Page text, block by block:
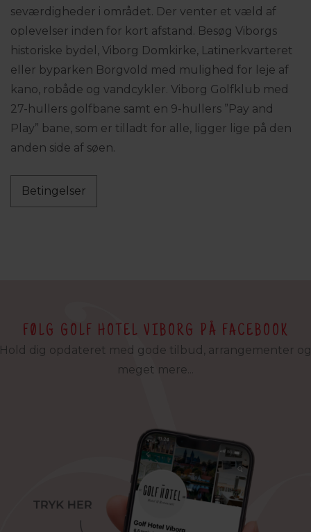
seværdigheder i området. Der venter et væld af
oplevelser inden for kort afstand. Besøg Viborgs
historiske bydel, Viborg Domkirke, Latinerkvarteret
eller byparken Borgvold med mulighed for leje af
kano, robåde og vandcykler. Viborg Golfklub med
27-hullers golfbane samt en 9-hullers ”Pay and
Play” bane, som er tilladt for alle, ligger lige på den
anden side af søen.
Betingelser
FØLG GOLF HOTEL VIBORG PÅ FACEBOOK
Hold dig opdateret med gode tilbud, arrangementer og
meget mere...